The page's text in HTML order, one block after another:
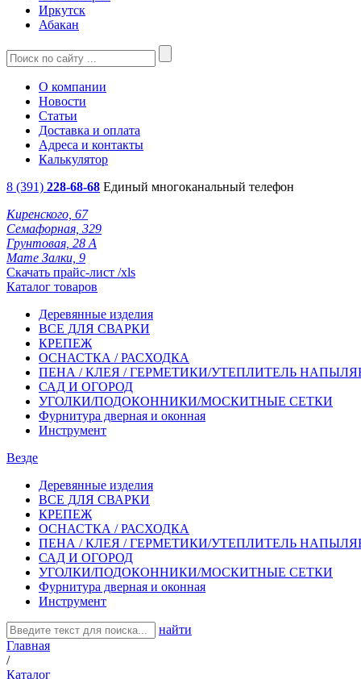
Иркутск
Абакан
О компании
Новости
Статьи
Доставка и оплата
Адреса и контакты
Калькулятор
8 (391) 228-68-68 Единый многоканальный телефон
Киренского, 67
Семафорная, 329
Грунтовая, 28 А
Мате Залки, 9
Скачать прайс-лист /xls
Каталог товаров
Деревянные изделия
ВСЕ ДЛЯ СВАРКИ
КРЕПЕЖ
ОСНАСТКА / РАСХОДКА
ПЕНА / КЛЕЯ / ГЕРМЕТИКИ/УТЕПЛИТЕЛЬ
САД И ОГОРОД
УГОЛКИ/ПОДОКОННИКИ/МОСКИТНЫЕ СЕТКИ
Фурнитура дверная и оконная
Инструмент
Везде
Деревянные изделия
ВСЕ ДЛЯ СВАРКИ
КРЕПЕЖ
ОСНАСТКА / РАСХОДКА
ПЕНА / КЛЕЯ / ГЕРМЕТИКИ/УТЕПЛИТЕЛЬ
САД И ОГОРОД
УГОЛКИ/ПОДОКОННИКИ/МОСКИТНЫЕ СЕТКИ
Фурнитура дверная и оконная
Инструмент
найти
Главная
/
Каталог